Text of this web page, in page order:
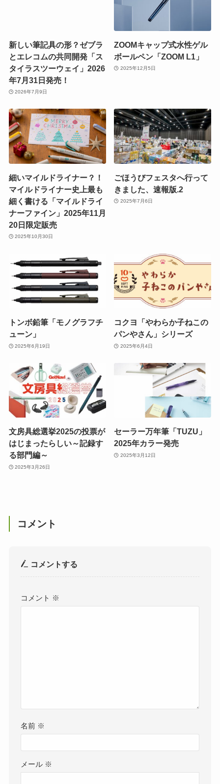
新しい筆記具の形？ゼブラ
とエレコムの共同開発「ス
タイラスツーウェイ」2026
年7月31日発売！
2026年7月9日
ZOOMキャップ式水性ゲル
ボールペン「ZOOM L1」
2025年12月5日
細いマイルドライナー？！
マイルドライナー史上最も
細く書ける「マイルドライ
ナーファイン」2025年11月
20日限定販売
2025年10月30日
ごほうびフェスタへ行って
きました、速報版.2
2025年7月6日
トンボ鉛筆「モノグラフチ
ューン」
2025年6月19日
コクヨ「やわらか子ねこの
パンやさん」シリーズ
2025年6月4日
文房具総選挙2025の投票が
はじまったらしい～記録す
る部門編～
2025年3月26日
セーラー万年筆「TUZU」
2025年カラー発売
2025年3月12日
コメント
コメントする
コメント ※
名前 ※
メール ※